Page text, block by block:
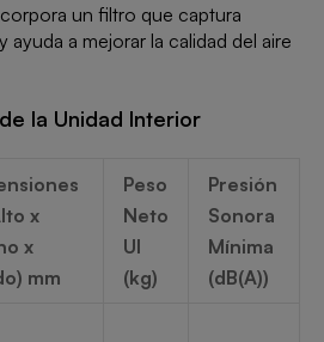
un filtro que captura
ayuda a mejorar la calidad del aire
la Unidad Interior
x
x
mm
Peso
Neto
UI
(kg)
Presión
Sonora
Mínima
(dB(A))